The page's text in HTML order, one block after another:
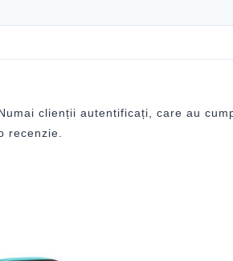
clienții autentificați, care au
recenzie.